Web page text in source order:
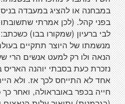
במבחנה או להציג במעבדה
בפני קהל. (לכן אמרתי
לבי ברעיון (שמקורו בבו)
מנשמתו של היוצר תתקיים
הנאה ולו רק למעט אנשים הרי
נזכרת כעת בסבתי יוהנה
אחד לא התייחס לכך אז. ולא
חייה בכפר באובראולה, ואחר